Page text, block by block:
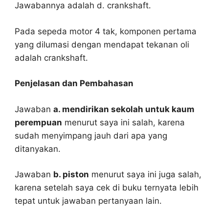
Jawabannya adalah d. crankshaft.
Pada sepeda motor 4 tak, komponen pertama
yang dilumasi dengan mendapat tekanan oli
adalah crankshaft.
Penjelasan dan Pembahasan
Jawaban a. mendirikan sekolah untuk kaum
perempuan menurut saya ini salah, karena
sudah menyimpang jauh dari apa yang
ditanyakan.
Jawaban b. piston menurut saya ini juga salah,
karena setelah saya cek di buku ternyata lebih
tepat untuk jawaban pertanyaan lain.